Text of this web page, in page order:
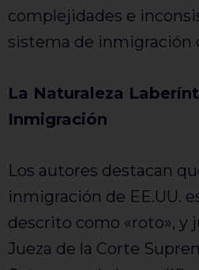
complejidades e
sistema de inmigración
La Naturaleza
Inmigración
Los autores destacan
inmigración de EE.UU.
descrito como «roto», y
Jueza de la Corte